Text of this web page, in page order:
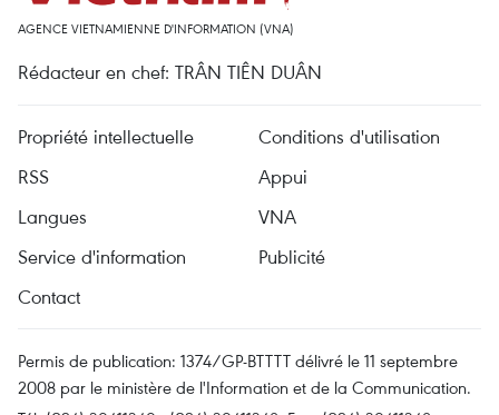
AGENCE VIETNAMIENNE D'INFORMATION (VNA)
Rédacteur en chef: TRÂN TIÊN DUÂN
Propriété intellectuelle
Conditions d'utilisation
RSS
Appui
Langues
VNA
Service d'information
Publicité
Contact
Permis de publication: 1374/GP-BTTTT délivré le 11 septembre
2008 par le ministère de l'Information et de la Communication.